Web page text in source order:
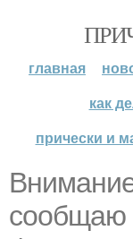
главная
как
прически и
сообщаю